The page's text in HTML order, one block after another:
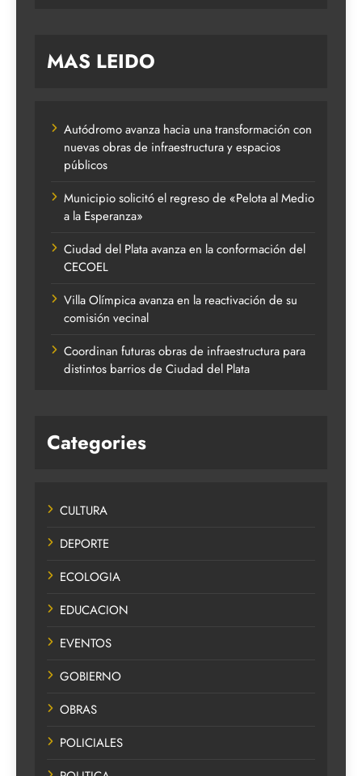
MAS LEIDO
Autódromo avanza hacia una transformación con
nuevas obras de infraestructura y espacios
públicos
Municipio solicitó el regreso de «Pelota al Medio
a la Esperanza»
Ciudad del Plata avanza en la conformación del
CECOEL
Villa Olímpica avanza en la reactivación de su
comisión vecinal
Coordinan futuras obras de infraestructura para
distintos barrios de Ciudad del Plata
Categories
CULTURA
DEPORTE
ECOLOGIA
EDUCACION
EVENTOS
GOBIERNO
OBRAS
POLICIALES